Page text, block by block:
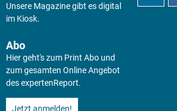
Unsere Magazine gibt es digital
im Kiosk.
Abo
Hier geht's zum Print Abo und
zum gesamten Online Angebot
des expertenReport.
Jetzt anmelden!